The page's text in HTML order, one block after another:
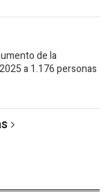
de la
a 1.176 personas